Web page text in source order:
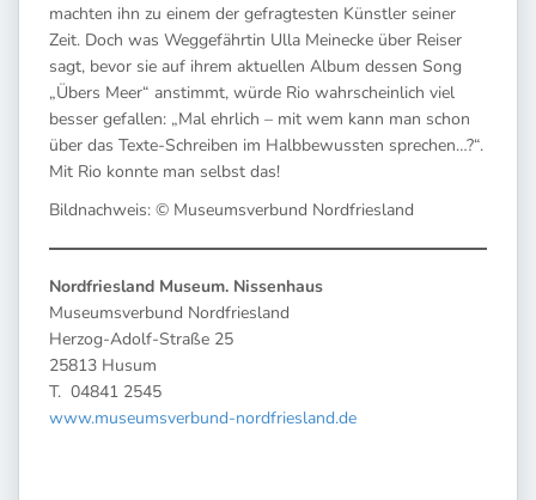
machten ihn zu einem der gefragtesten Künstler seiner
Zeit. Doch was Weggefährtin Ulla Meinecke über Reiser
sagt, bevor sie auf ihrem aktuellen Album dessen Song
„Übers Meer“ anstimmt, würde Rio wahrscheinlich viel
besser gefallen: „Mal ehrlich – mit wem kann man schon
über das Texte-Schreiben im Halbbewussten sprechen…?“.
Mit Rio konnte man selbst das!
Bildnachweis: © Museumsverbund Nordfriesland
Nordfriesland Museum. Nissenhaus
Museumsverbund Nordfriesland
Herzog-Adolf-Straße 25
25813 Husum
T. 04841 2545
www.museumsverbund-nordfriesland.de